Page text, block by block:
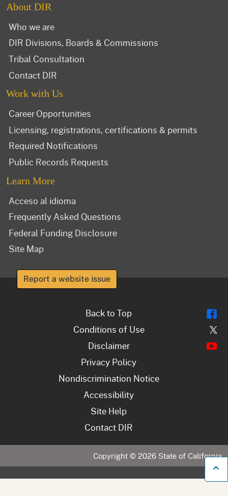
About DIR
Who we are
DIR Divisions, Boards & Commissions
Tribal Consultation
Contact DIR
Work with Us
Career Opportunities
Licensing, registrations, certifications & permits
Required Notifications
Public Records Requests
Learn More
Acceso al idioma
Frequently Asked Questions
Federal Funding Disclosure
Site Map
Report a website issue
Back to Top
Conditions of Use
Disclaimer
Privacy Policy
Nondiscrimination Notice
Accessibility
Site Help
Contact DIR
Copyright © 2026 State of California